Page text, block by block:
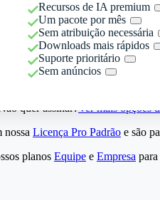
Recursos de IA premium
Um pacote por mês
Sem atribuição necessária
Downloads mais rápidos
Suporte prioritário
Sem anúncios
quer assinar?Ver mais opções
nossa Licença Pro Padrão e são
planos Equipe e Empresa